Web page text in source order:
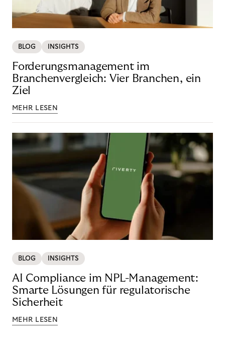
BLOG INSIGHTS
Forderungsmanagement im
Branchenvergleich: Vier Branchen, ein
Ziel
MEHR LESEN
BLOG INSIGHTS
AI Compliance im NPL-Management:
Smarte Lösungen für regulatorische
Sicherheit
MEHR LESEN